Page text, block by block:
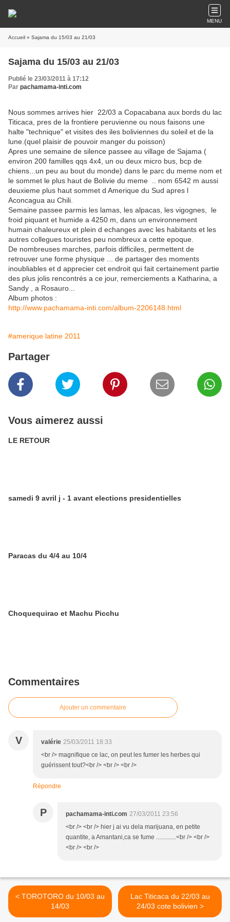
MENU
Accueil » Sajama du 15/03 au 21/03
Sajama du 15/03 au 21/03
Publié le 23/03/2011 à 17:12
Par pachamama-inti.com
Nous sommes arrives hier 22/03 a Copacabana aux bords du lac
Titicaca, pres de la frontiere peruvienne ou nous faisons une
halte "technique" et visites des iles boliviennes du soleil et de la
lune.(quel plaisir de pouvoir manger du poisson)
Apres une semaine de silence passee au village de Sajama (
environ 200 familles qqs 4x4, un ou deux micro bus, bcp de
chiens...un peu au bout du monde) dans le parc du meme nom et
le sommet le plus haut de Bolivie du meme .. nom 6542 m aussi
deuxieme plus haut sommet d Amerique du Sud apres l
Aconcagua au Chili.
Semaine passee parmis les lamas, les alpacas, les vigognes, le
froid piquant et humide a 4250 m, dans un environnement
humain chaleureux et plein d echanges avec les habitants et les
autres collegues touristes peu nombreux a cette epoque.
De nombreuses marches, parfois difficiles, permettent de
retrouver une forme physique ... de partager des moments
inoubliables et d apprecier cet endroit qui fait certainement partie
des plus jolis rencontrés a ce jour, remerciements a Katharina, a
Sandy , a Rosauro...
Album photos :
http://www.pachamama-inti.com/album-2206148.html
#amerique latine 2011
Partager
Vous aimerez aussi
LE RETOUR
samedi 9 avril j - 1 avant elections presidentielles
Paracas du 4/4 au 10/4
Choquequirao et Machu Picchu
Commentaires
Ajouter un commentaire
V valérie 25/03/2011 18:33
<br /> magnifique ce lac, on peut les fumer les herbes qui
guérissent tout?<br /> <br /> <br />
Répondre
P pachamama-inti.com 27/03/2011 23:56
<br /> <br /> hier j ai vu dela marijuana, en petite
quantite, a Amantani,ca se fume .............<br /> <br />
<br /> <br />
< TOROTORO du 10/03 au
14/03
Lac Titicaca du 22/03 au
24/03 cote bolivien >